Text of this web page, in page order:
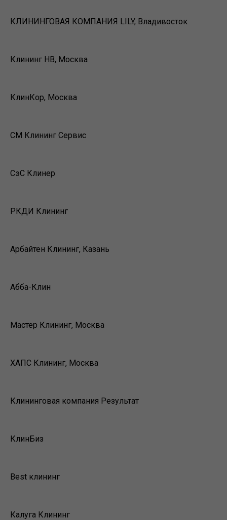
КЛИНИНГОВАЯ КОМПАНИЯ LILY, Владивосток
Клининг НВ, Москва
КлинКор, Москва
СМ Клининг Сервис
СэС Клинер
РКДИ Клининг
Арбайтен Клининг, Казань
Абба-Клин
Мастер Клининг, Москва
ХАПС Клининг, Москва
Клининговая компания Результат
КлинБиз
Best клининг
Калуга Клининг